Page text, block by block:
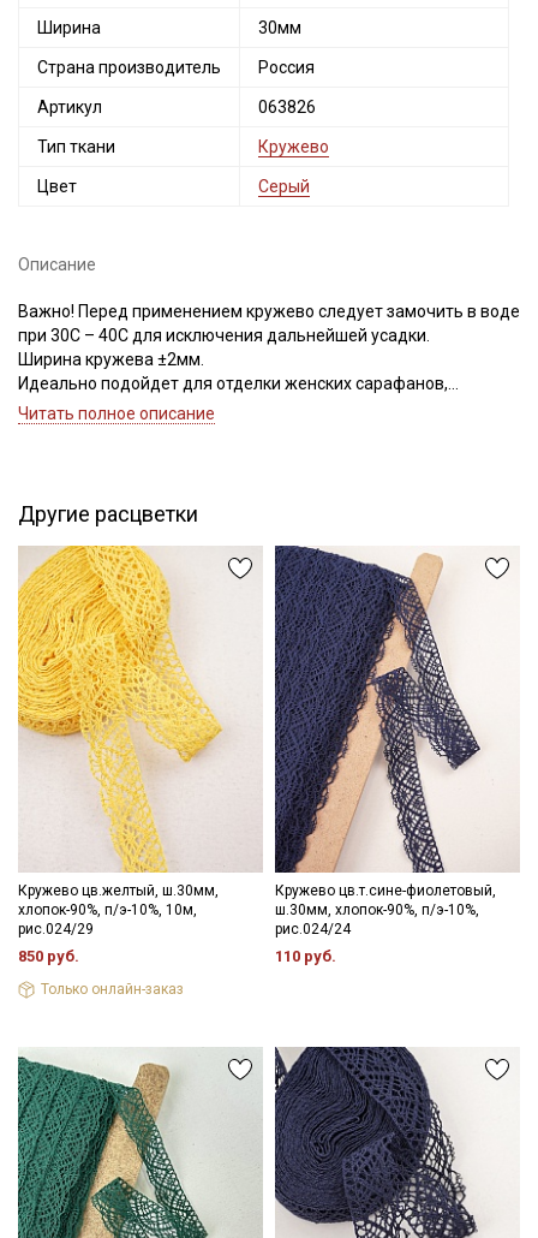
Ширина 30мм
Страна производитель Россия
Артикул 063826
Тип ткани Кружево
Цвет Серый
Описание
Важно! Перед применением кружево следует замочить в воде
при 30С – 40С для исключения дальнейшей усадки.
Ширина кружева ±2мм.
Идеально подойдет для отделки женских сарафанов,
платьев, юбок, рукавов.
Цветопередача может отличаться от оригинального цвета в
зависимости от настроек вашего монитора.
Читать полное описание
Другие расцветки
Кружево цв.желтый, ш.30мм,
хлопок-90%, п/э-10%, 10м,
рис.024/29
850 руб.
Только онлайн-заказ
Кружево цв.т.сине-фиолетовый,
ш.30мм, хлопок-90%, п/э-10%,
рис.024/24
110 руб.